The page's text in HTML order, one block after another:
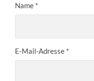
Name *
E-Mail-Adresse *